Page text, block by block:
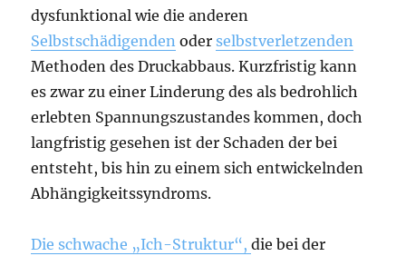
dysfunktional wie die anderen
Selbstschädigenden oder selbstverletzenden
Methoden des Druckabbaus. Kurzfristig kann
es zwar zu einer Linderung des als bedrohlich
erlebten Spannungszustandes kommen, doch
langfristig gesehen ist der Schaden der bei
entsteht, bis hin zu einem sich entwickelnden
Abhängigkeitssyndroms.
Die schwache „Ich-Struktur“,die bei der